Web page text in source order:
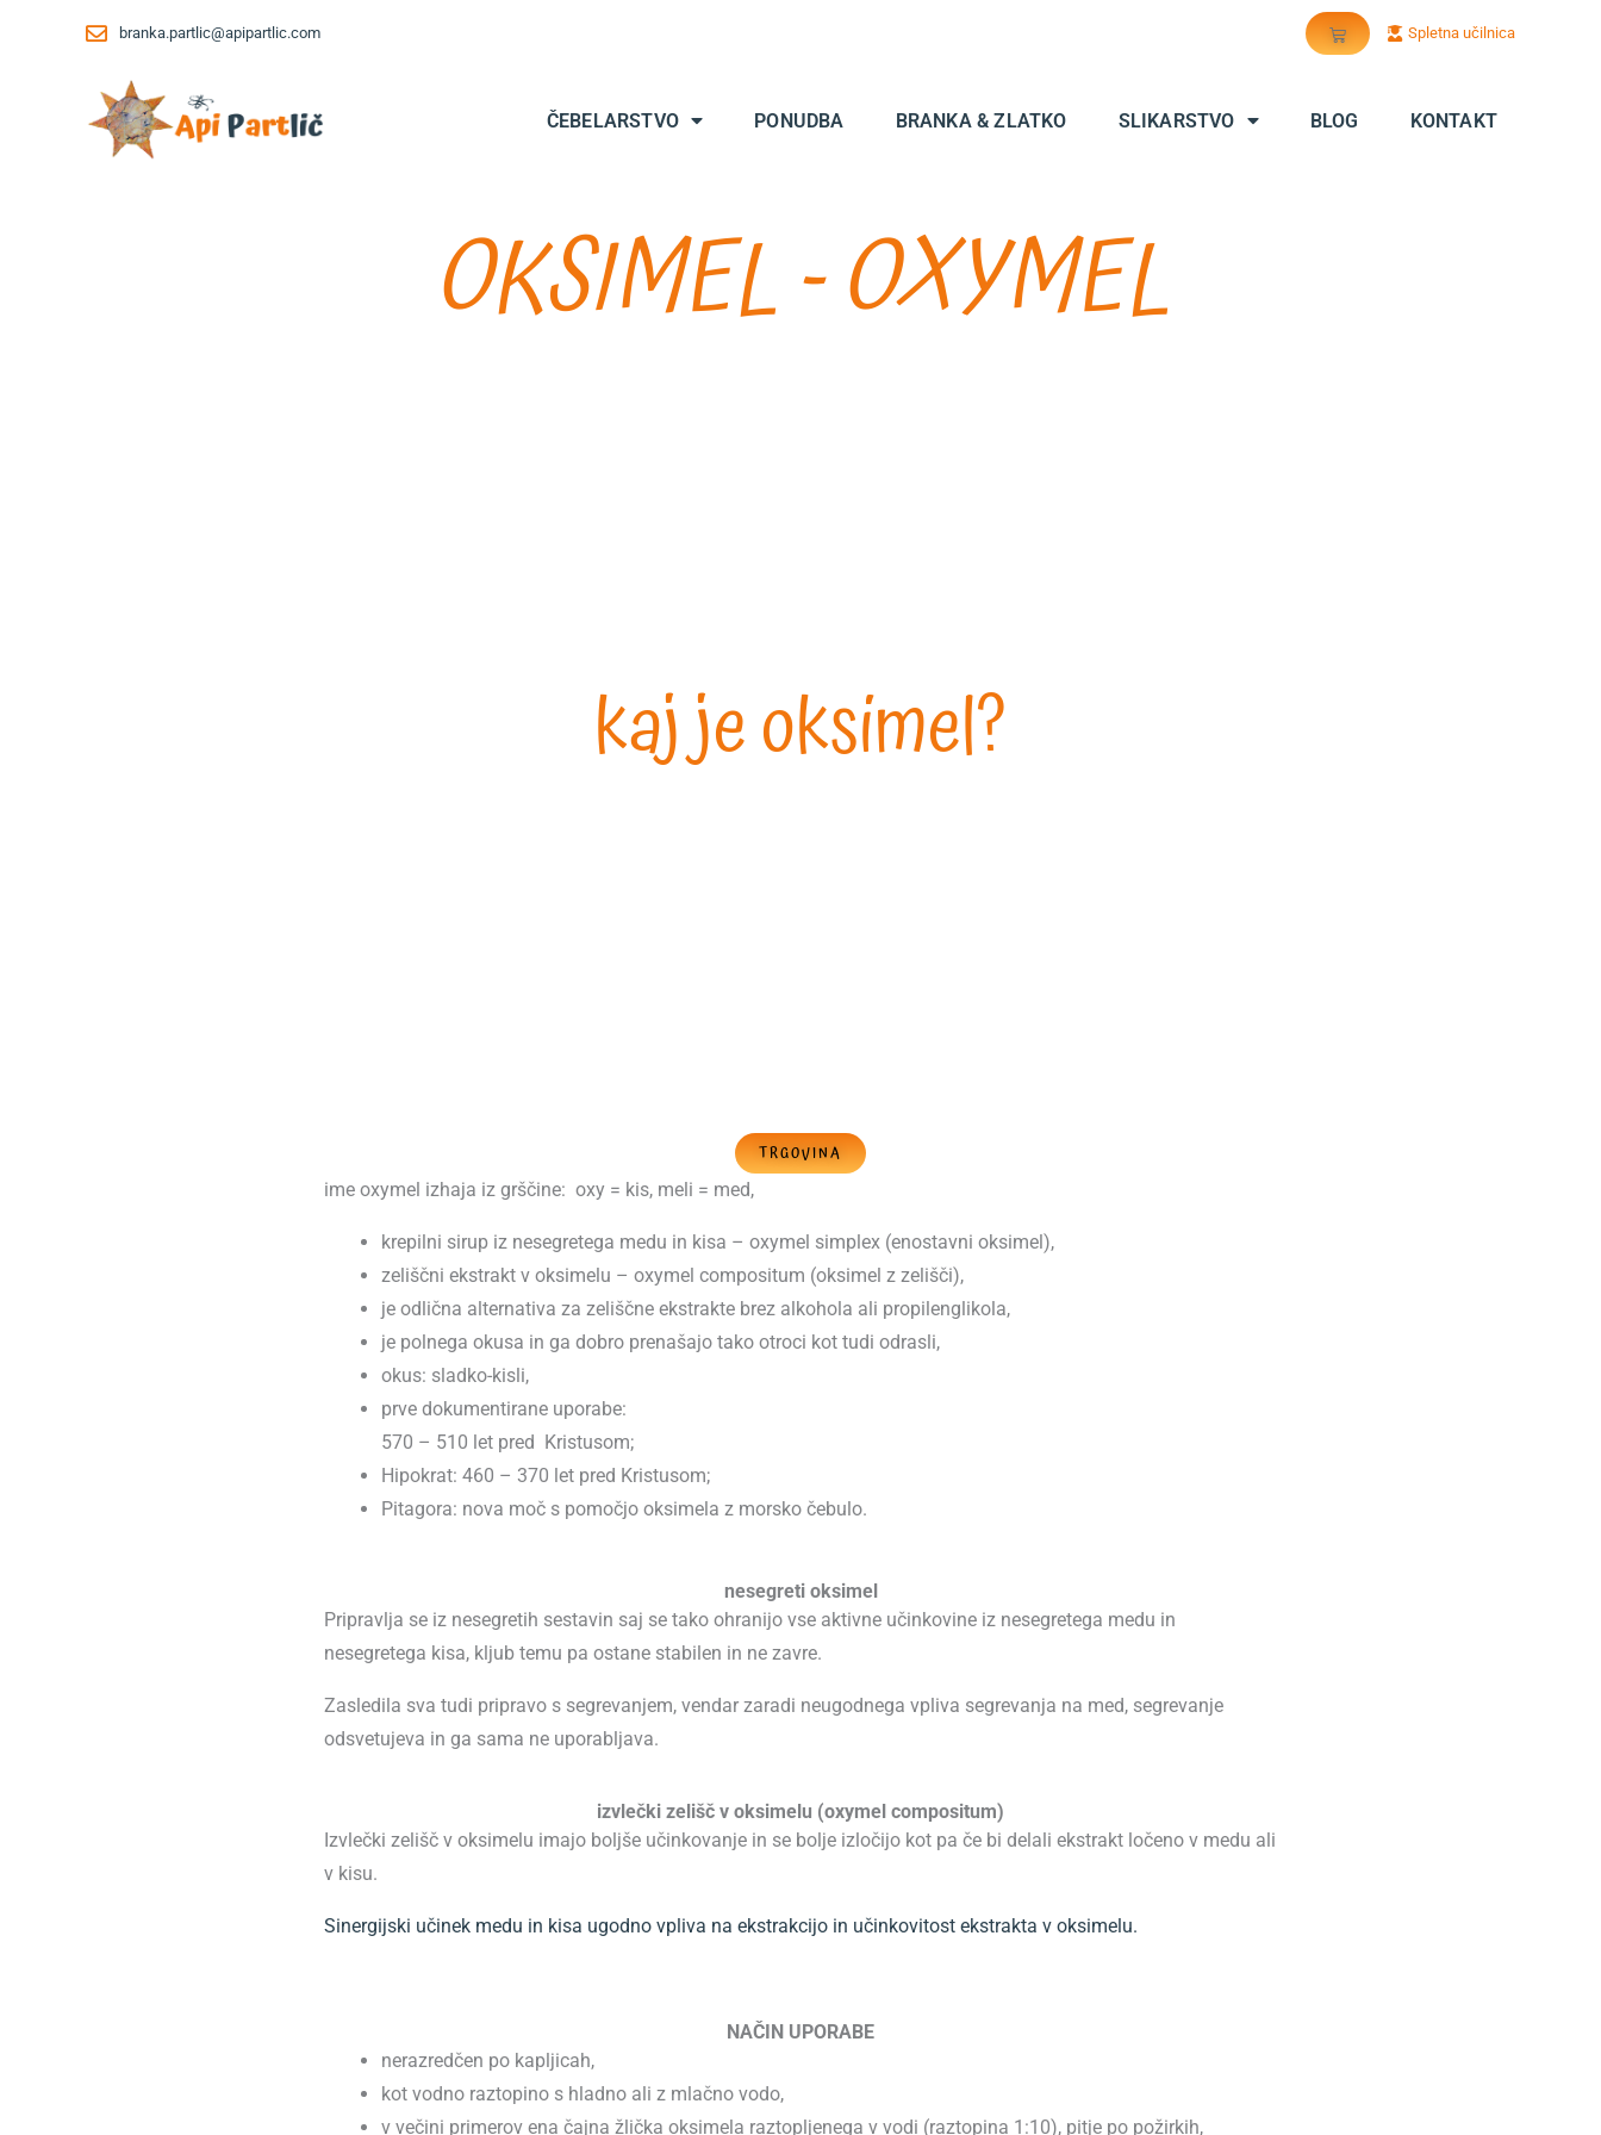
branka.partlic@apipartlic.com Cart Spletna učilnica
ČEBELARSTVO PONUDBA BRANKA & ZLATKO SLIKARSTVO BLOG KONTAKT
OKSIMEL - OXYMEL
kaj je oksimel?
TRGOVINA
ime oxymel izhaja iz grščine: oxy = kis, meli = med,
krepilni sirup iz nesegretega medu in kisa – oxymel simplex (enostavni oksimel),
zeliščni ekstrakt v oksimelu – oxymel compositum (oksimel z zelišči),
je odlična alternativa za zeliščne ekstrakte brez alkohola ali propilenglikola,
je polnega okusa in ga dobro prenašajo tako otroci kot tudi odrasli,
okus: sladko-kisli,
prve dokumentirane uporabe:
570 – 510 let pred Kristusom;
Hipokrat: 460 – 370 let pred Kristusom;
Pitagora: nova moč s pomočjo oksimela z morsko čebulo.
nesegreti oksimel
Pripravlja se iz nesegretih sestavin saj se tako ohranijo vse aktivne učinkovine iz nesegretega medu in
nesegretega kisa, kljub temu pa ostane stabilen in ne zavre.
Zasledila sva tudi pripravo s segrevanjem, vendar zaradi neugodnega vpliva segrevanja na med, segrevanje
odsvetujeva in ga sama ne uporabljava.
izvlečki zelišč v oksimelu (oxymel compositum)
Izvlečki zelišč v oksimelu imajo boljše učinkovanje in se bolje izločijo kot pa če bi delali ekstrakt ločeno v medu ali
v kisu.
Sinergijski učinek medu in kisa ugodno vpliva na ekstrakcijo in učinkovitost ekstrakta v oksimelu.
NAČIN UPORABE
nerazredčen po kapljicah,
kot vodno raztopino s hladno ali z mlačno vodo,
v večini primerov ena čajna žlička oksimela raztopljenega v vodi (raztopina 1:10), pitje po požirkih,